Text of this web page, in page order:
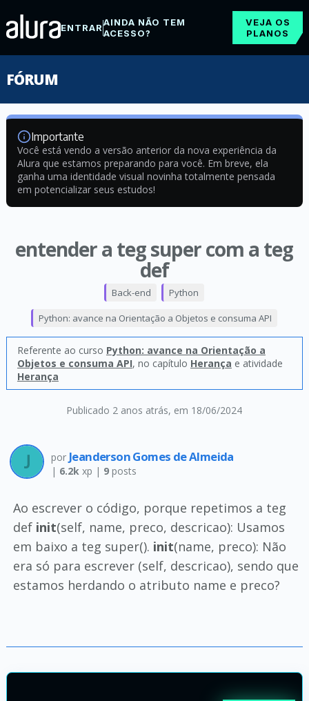
ENTRARAINDA NÃO TEM
ACESSO?
VEJA OS
PLANOS
FÓRUM
Importante
Você está vendo a versão anterior da nova experiência da
Alura que estamos preparando para você. Em breve, ela
ganha uma identidade visual novinha totalmente pensada
em potencializar seus estudos!
entender a teg super com a teg
def
Publicado 2 anos atrás, em 18/06/2024
Back-end Python
Python: avance na Orientação a Objetos e consuma API
Referente ao curso Python: avance na Orientação a
Objetos e consuma API, no capítulo Herança e atividade
Herança
por Jeanderson Gomes de Almeida
| 6.2kxp | 9posts
Ao escrever o código, porque repetimos a teg
def init(self, name, preco, descricao): Usamos
em baixo a teg super(). init(name, preco): Não
era só para escrever (self, descricao), sendo que
estamos herdando o atributo name e preco?